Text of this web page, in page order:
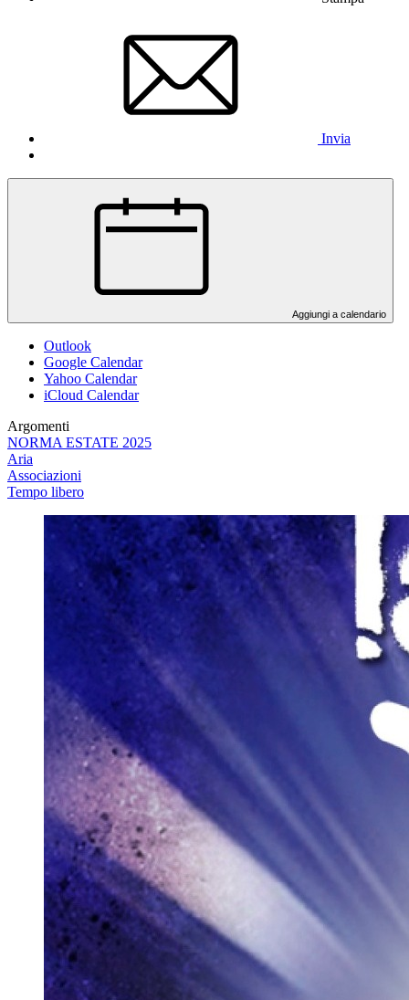
Invia
Aggiungi a calendario
Outlook
Google Calendar
Yahoo Calendar
iCloud Calendar
Argomenti
NORMA ESTATE 2025
Aria
Associazioni
Tempo libero